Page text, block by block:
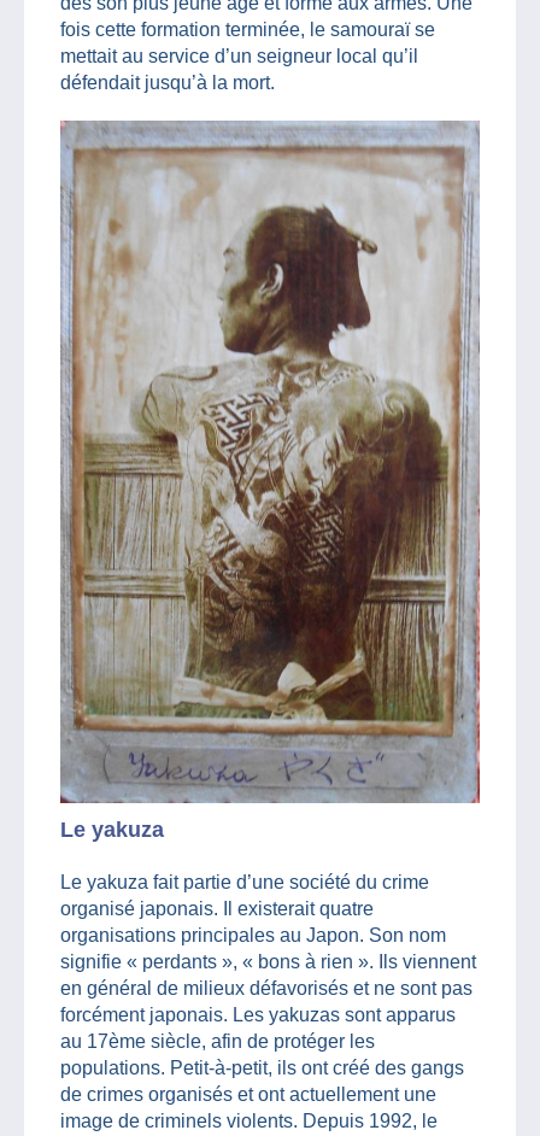
fois cette formation terminée, le samouraï se
mettait au service d’un seigneur local qu’il
défendait jusqu’à la mort.
Le yakuza
Le yakuza fait partie d’une société du crime
organisé japonais. Il existerait quatre
organisations principales au Japon. Son nom
signifie « perdants », « bons à rien ». Ils viennent
en général de milieux défavorisés et ne sont pas
forcément japonais. Les yakuzas sont apparus
au 17ème siècle, afin de protéger les
populations. Petit-à-petit, ils ont créé des gangs
de crimes organisés et ont actuellement une
image de criminels violents. Depuis 1992, le